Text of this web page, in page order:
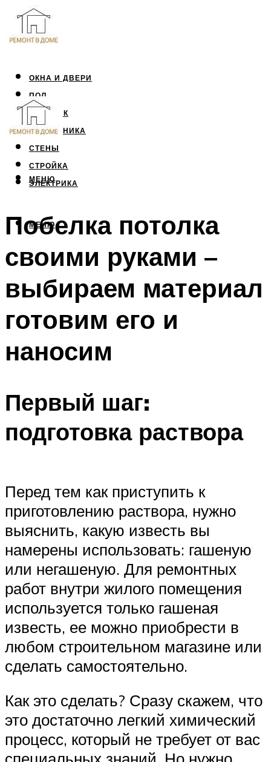
ОКНА И ДВЕРИ
ПОЛ
ПОТОЛОК
САНТЕХНИКА
СТЕНЫ
СТРОЙКА
ЭЛЕКТРИКА
МЕНЮ
МЕНЮ
Побелка потолка
своими руками –
выбираем материал
готовим его и
наносим
Первый шаг:
подготовка раствора
Перед тем как приступить к
приготовлению раствора, нужно
выяснить, какую известь вы
намерены использовать: гашеную
или негашеную. Для ремонтных
работ внутри жилого помещения
используется только гашеная
известь, ее можно приобрести в
любом строительном магазине или
сделать самостоятельно.
Как это сделать? Сразу скажем, что
это достаточно легкий химический
процесс, который не требует от вас